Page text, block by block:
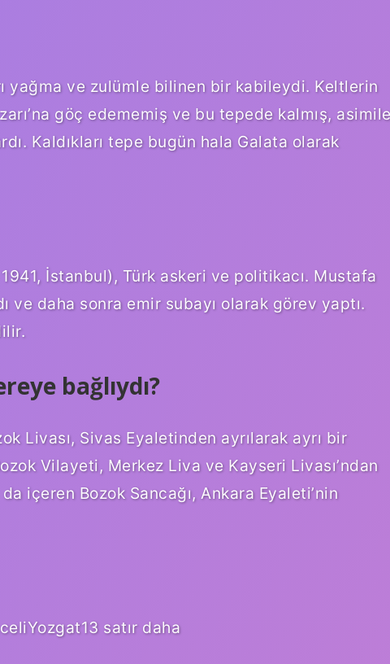
yağma ve zulümle bilinen bir kabileydi. Keltlerin
göç edememiş ve bu tepede kalmış,
Kaldıkları tepe bugün hala Galata olarak
İstanbul), Türk askeri ve politikacı. Mustafa
ve daha sonra emir subayı olarak görev yaptı.
bağlıydı?
Livası, Sivas Eyaletinden ayrılarak ayrı bir
Vilayeti, Merkez Liva ve Kayseri Livası’ndan
içeren Bozok Sancağı, Ankara Eyaleti’nin
satır daha